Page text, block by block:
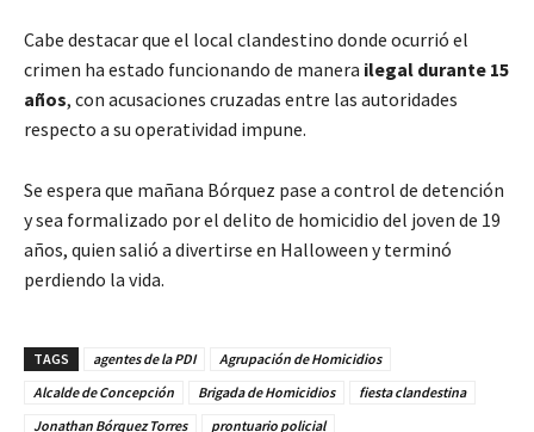
Cabe destacar que el local clandestino donde ocurrió el
crimen ha estado funcionando de manera ilegal durante 15
años, con acusaciones cruzadas entre las autoridades
respecto a su operatividad impune.
Se espera que mañana Bórquez pase a control de detención
y sea formalizado por el delito de homicidio del joven de 19
años, quien salió a divertirse en Halloween y terminó
perdiendo la vida.
TAGS agentes de la PDI
Agrupación de Homicidios
Alcalde de Concepción
Brigada de Homicidios
fiesta clandestina
Jonathan Bórquez Torres
prontuario policial